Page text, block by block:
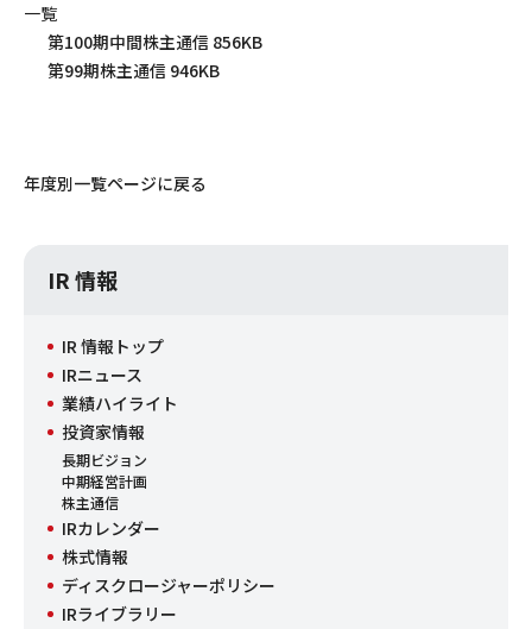
IR 情報
IR 情報トップ
IRニュース
業績ハイライト
投資家情報
長期ビジョン
中期経営計画
株主通信
IRカレンダー
株式情報
ディスクロージャーポリシー
IRライブラリー
一覧
第100期中間株主通信 856KB
第99期株主通信 946KB
年度別一覧ページに戻る